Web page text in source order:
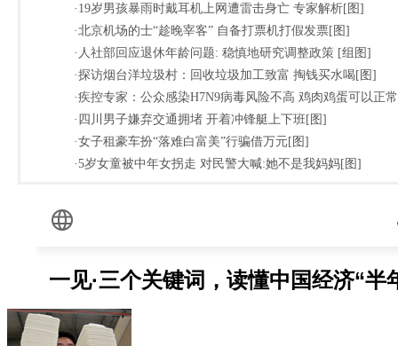
·19岁男孩暴雨时戴耳机上网遭雷击身亡 专家解析[图]
·北京机场的士“趁晚宰客” 自备打票机打假发票[图]
·人社部回应退休年龄问题: 稳慎地研究调整政策 [组图]
·探访烟台洋垃圾村：回收垃圾加工致富 掏钱买水喝[图]
·疾控专家：公众感染H7N9病毒风险不高 鸡肉鸡蛋可以正
·四川男子嫌弃交通拥堵 开着冲锋艇上下班[图]
·女子租豪车扮“落难白富美”行骗借万元[图]
·5岁女童被中年女拐走 对民警大喊:她不是我妈妈[图]